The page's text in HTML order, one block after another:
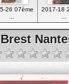
26 07ème
2017-18